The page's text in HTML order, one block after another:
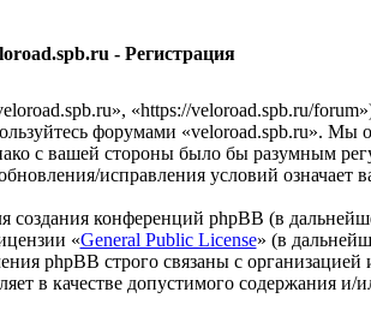
- Регистрация
«https://veloroad.spb.ru/
форумами «veloroad.spb.ru». Мы
с вашей стороны было бы разумным
исправления условий означает
конференций phpBB (в
«General Public License» (в
phpBB строго связаны с
в качестве допустимого содержания